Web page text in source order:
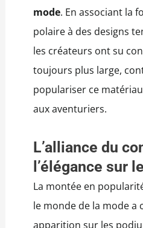
mode. En associant la
polaire à des designs
les créateurs ont su
toujours plus large,
populariser ce
aux aventuriers.
L’alliance du
l’élégance sur
La montée en
le monde de la mode a
apparition sur les